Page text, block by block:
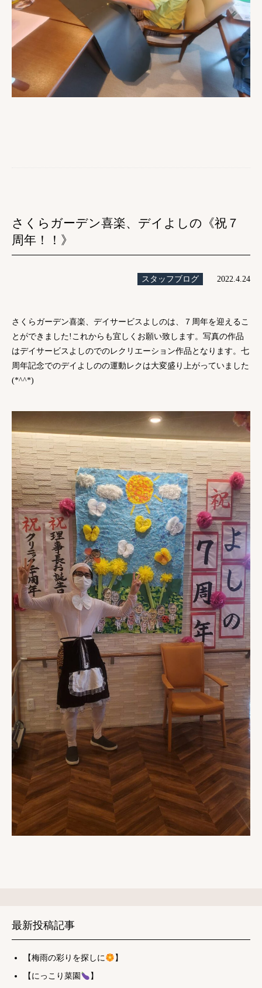
さくらガーデン喜楽、デイよしの《祝７
周年！！》
スタッフブログ 2022.4.24
さくらガーデン喜楽、デイサービスよしのは、７周年を迎えるこ
とができました!これからも宜しくお願い致します。写真の作品
はデイサービスよしのでのレクリエーション作品となります。七
周年記念でのデイよしのの運動レクは大変盛り上がっていました
(*^^*)
最新投稿記事
【梅雨の彩りを探しに 】
【にっこり菜園 】